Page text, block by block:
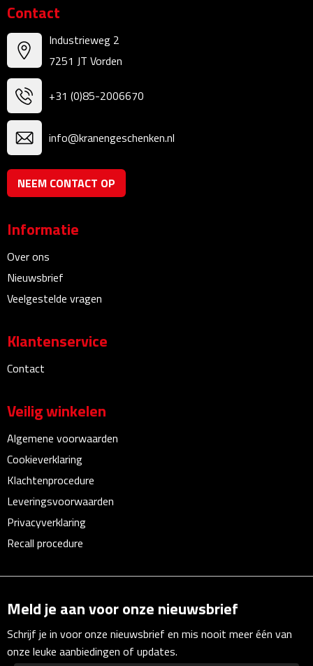
Bureau Toebehoren
Bureauklokken
Bureaulampen
Bureau onderleggers
Bureau organizers
Bureausets
Bureau ventilatoren
Boekenleggers
Briefopeners
Linialen
Muismatten
Pennen etui's
Pennenhouders
Puntenslijpers
Document- & Schrijfmappen
Documentmappen
Contact
Industrieweg 2
7251 JT Vorden
+31 (0)85-2006670
info@kranengeschenken.nl
NEEM CONTACT OP
Informatie
Over ons
Nieuwsbrief
Veelgestelde vragen
Klantenservice
Contact
Veilig winkelen
Algemene voorwaarden
Cookieverklaring
Klachtenprocedure
Leveringsvoorwaarden
Privacyverklaring
Recall procedure
Meld je aan voor onze nieuwsbrief
Schrijf je in voor onze nieuwsbrief en mis nooit meer één van
onze leuke aanbiedingen of updates.